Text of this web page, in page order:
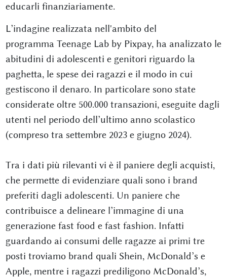
educarli finanziariamente.
L’indagine realizzata nell'ambito del
programma Teenage Lab by Pixpay, ha analizzato le
abitudini di adolescenti e genitori riguardo la
paghetta, le spese dei ragazzi e il modo in cui
gestiscono il denaro. In particolare sono state
considerate oltre 500.000 transazioni, eseguite dagli
utenti nel periodo dell’ultimo anno scolastico
(compreso tra settembre 2023 e giugno 2024).
Tra i dati più rilevanti vi è il paniere degli acquisti,
che permette di evidenziare quali sono i brand
preferiti dagli adolescenti. Un paniere che
contribuisce a delineare l’immagine di una
generazione fast food e fast fashion. Infatti
guardando ai consumi delle ragazze ai primi tre
posti troviamo brand quali Shein, McDonald’s e
Apple, mentre i ragazzi prediligono McDonald’s,